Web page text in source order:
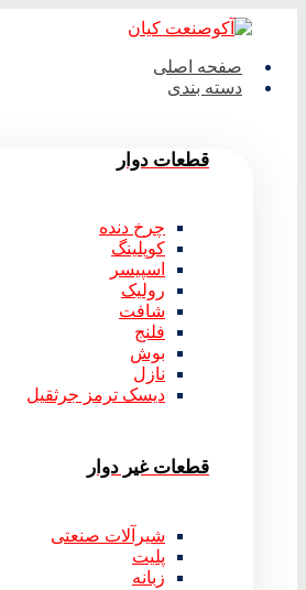
صفحه اصلی
دسته بندی
قطعات دوار
چرخ دنده
کوپلینگ
اسپیسر
رولیک
شافت
فلنج
بوش
نازل
دیسک ترمز جرثقیل
قطعات غیر دوار
شیرآلات صنعتی
پلیت
زبانه